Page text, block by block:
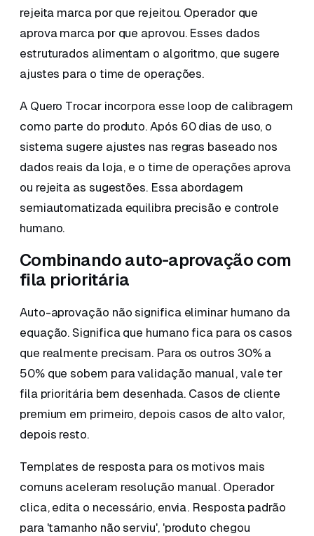
rejeita marca por que rejeitou. Operador que
aprova marca por que aprovou. Esses dados
estruturados alimentam o algoritmo, que sugere
ajustes para o time de operações.
A Quero Trocar incorpora esse loop de calibragem
como parte do produto. Após 60 dias de uso, o
sistema sugere ajustes nas regras baseado nos
dados reais da loja, e o time de operações aprova
ou rejeita as sugestões. Essa abordagem
semiautomatizada equilibra precisão e controle
humano.
Combinando auto-aprovação com
fila prioritária
Auto-aprovação não significa eliminar humano da
equação. Significa que humano fica para os casos
que realmente precisam. Para os outros 30% a
50% que sobem para validação manual, vale ter
fila prioritária bem desenhada. Casos de cliente
premium em primeiro, depois casos de alto valor,
depois resto.
Templates de resposta para os motivos mais
comuns aceleram resolução manual. Operador
clica, edita o necessário, envia. Resposta padrão
para 'tamanho não serviu', 'produto chegou